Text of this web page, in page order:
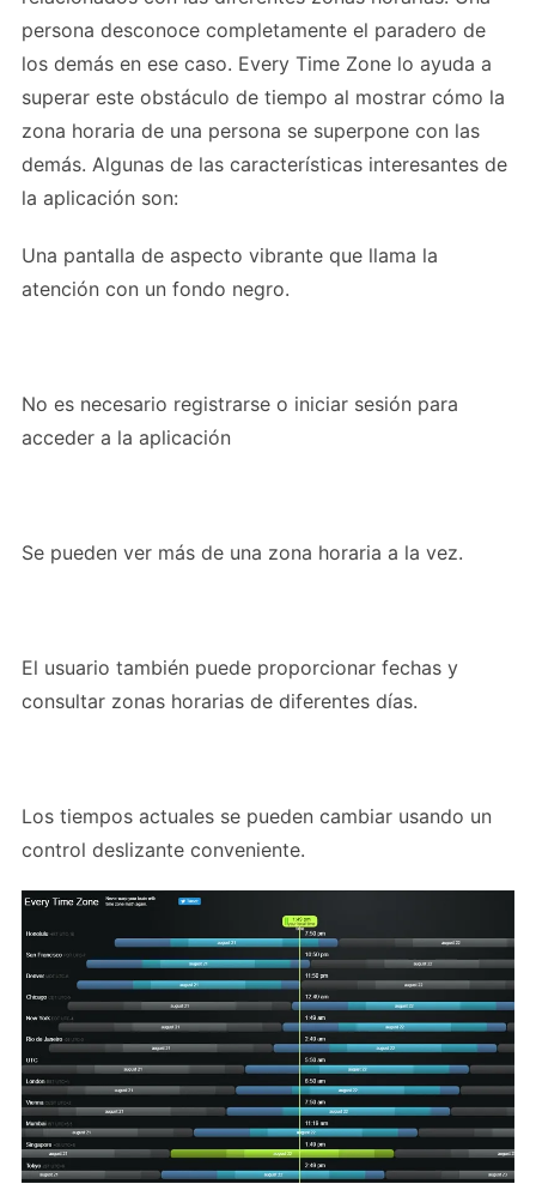
persona desconoce completamente el paradero de
los demás en ese caso. Every Time Zone lo ayuda a
superar este obstáculo de tiempo al mostrar cómo la
zona horaria de una persona se superpone con las
demás. Algunas de las características interesantes de
la aplicación son:
Una pantalla de aspecto vibrante que llama la
atención con un fondo negro.
No es necesario registrarse o iniciar sesión para
acceder a la aplicación
Se pueden ver más de una zona horaria a la vez.
El usuario también puede proporcionar fechas y
consultar zonas horarias de diferentes días.
Los tiempos actuales se pueden cambiar usando un
control deslizante conveniente.